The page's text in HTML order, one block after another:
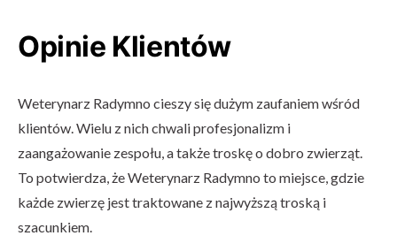
Opinie Klientów
Weterynarz Radymno cieszy się dużym zaufaniem wśród
klientów. Wielu z nich chwali profesjonalizm i
zaangażowanie zespołu, a także troskę o dobro zwierząt.
To potwierdza, że Weterynarz Radymno to miejsce, gdzie
każde zwierzę jest traktowane z najwyższą troską i
szacunkiem.